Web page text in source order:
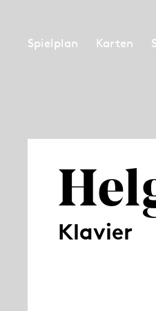
Spielplan Karten
Klavier